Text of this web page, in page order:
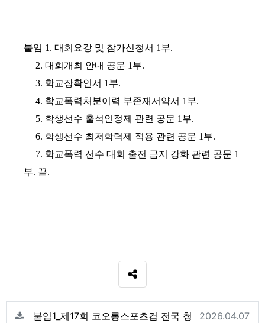
붙임 1. 대회요강 및 참가신청서 1 부.
2. 대회개최 안내 공문 1부.
3. 학교장확인서 1 부.
4. 학교폭력처분이력 부존재서약서 1 부.
5. 학생선수 출석인정제 관련 공문 1 부.
6. 학생선수 최저학력제 적용 관련 공문 1 부.
7. 학교폭력 선수 대회 출전 금지 강화 관련 공문 1
부. 끝.
SNS 공유
관련자료
붙임1_제17회 코오롱스포츠컵 전국 청
등록일
2026.04.07